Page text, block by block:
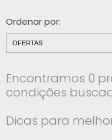
Ordenar por:
Encontramos 0
condições
Dicas para